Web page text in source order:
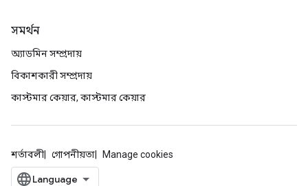
সমর্থন
অ্যাডমিন সম্প্রদায়
বিকাশকারী সম্প্রদায়
কাস্টমার কেয়ার, কাস্টমার কেয়ার
শর্তাবলী গোপনীয়তা Manage cookies